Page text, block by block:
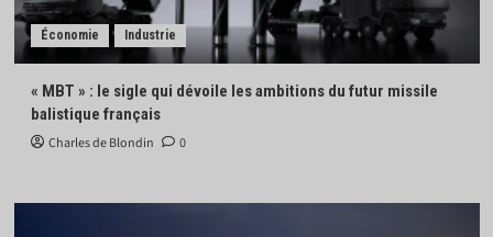
Économie Industrie
« MBT » : le sigle qui dévoile les ambitions du futur missile
balistique français
Charles de Blondin 0